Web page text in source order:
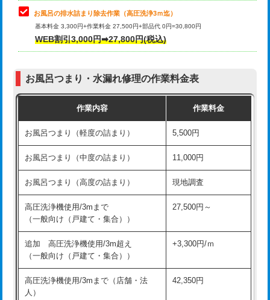
その他部品の脱着 8,800円～
交換・取付（タンク）
交換・取付（普通便座） 11,000円+材料費
交換・取付（温水洗浄便座） 16,500円+材料費
交換・取付(単水栓（壁付・デッキ
式）)
13,200円+材料費
交換・取付(混合水栓（壁付・デッキ
式・ワンホール）)
16,500円+材料費
交換・取付(排水栓・排水トラップ
（P/S/ポップアップ））
22,000円+材料費
交換・取付（その他部品） 11,000円+材料費
持込商品取付（単水栓） 13,200円
持込商品取付（混合水栓）
お風呂の排水詰まり除去作業（高圧洗浄3ｍ迄）
基本料金 3,300円+作業料金 27,500円+部品代 0円=30,800円
WEB割引3,000円➡27,800円(税込)
お風呂つまり・水漏れ修理の作業料金表
作業内容 作業料金
お風呂つまり（軽度の詰まり） 5,500円
お風呂つまり（中度の詰まり） 11,000円
お風呂つまり（高度の詰まり） 現地調査
高圧洗浄機使用/3mまで
（一般向け（戸建て・集合））
27,500円～
追加 高圧洗浄機使用/3m超え
（一般向け（戸建て・集合））
+3,300円/ｍ
高圧洗浄機使用/3mまで（店舗・法
人）
42,350円